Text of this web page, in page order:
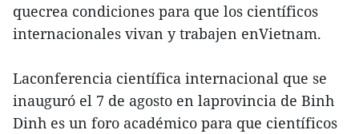
quecrea condiciones para que los científicos
internacionales vivan y trabajen enVietnam.
Laconferencia científica internacional que se
inauguró el 7 de agosto en laprovincia de Binh
Dinh es un foro académico para que científicos